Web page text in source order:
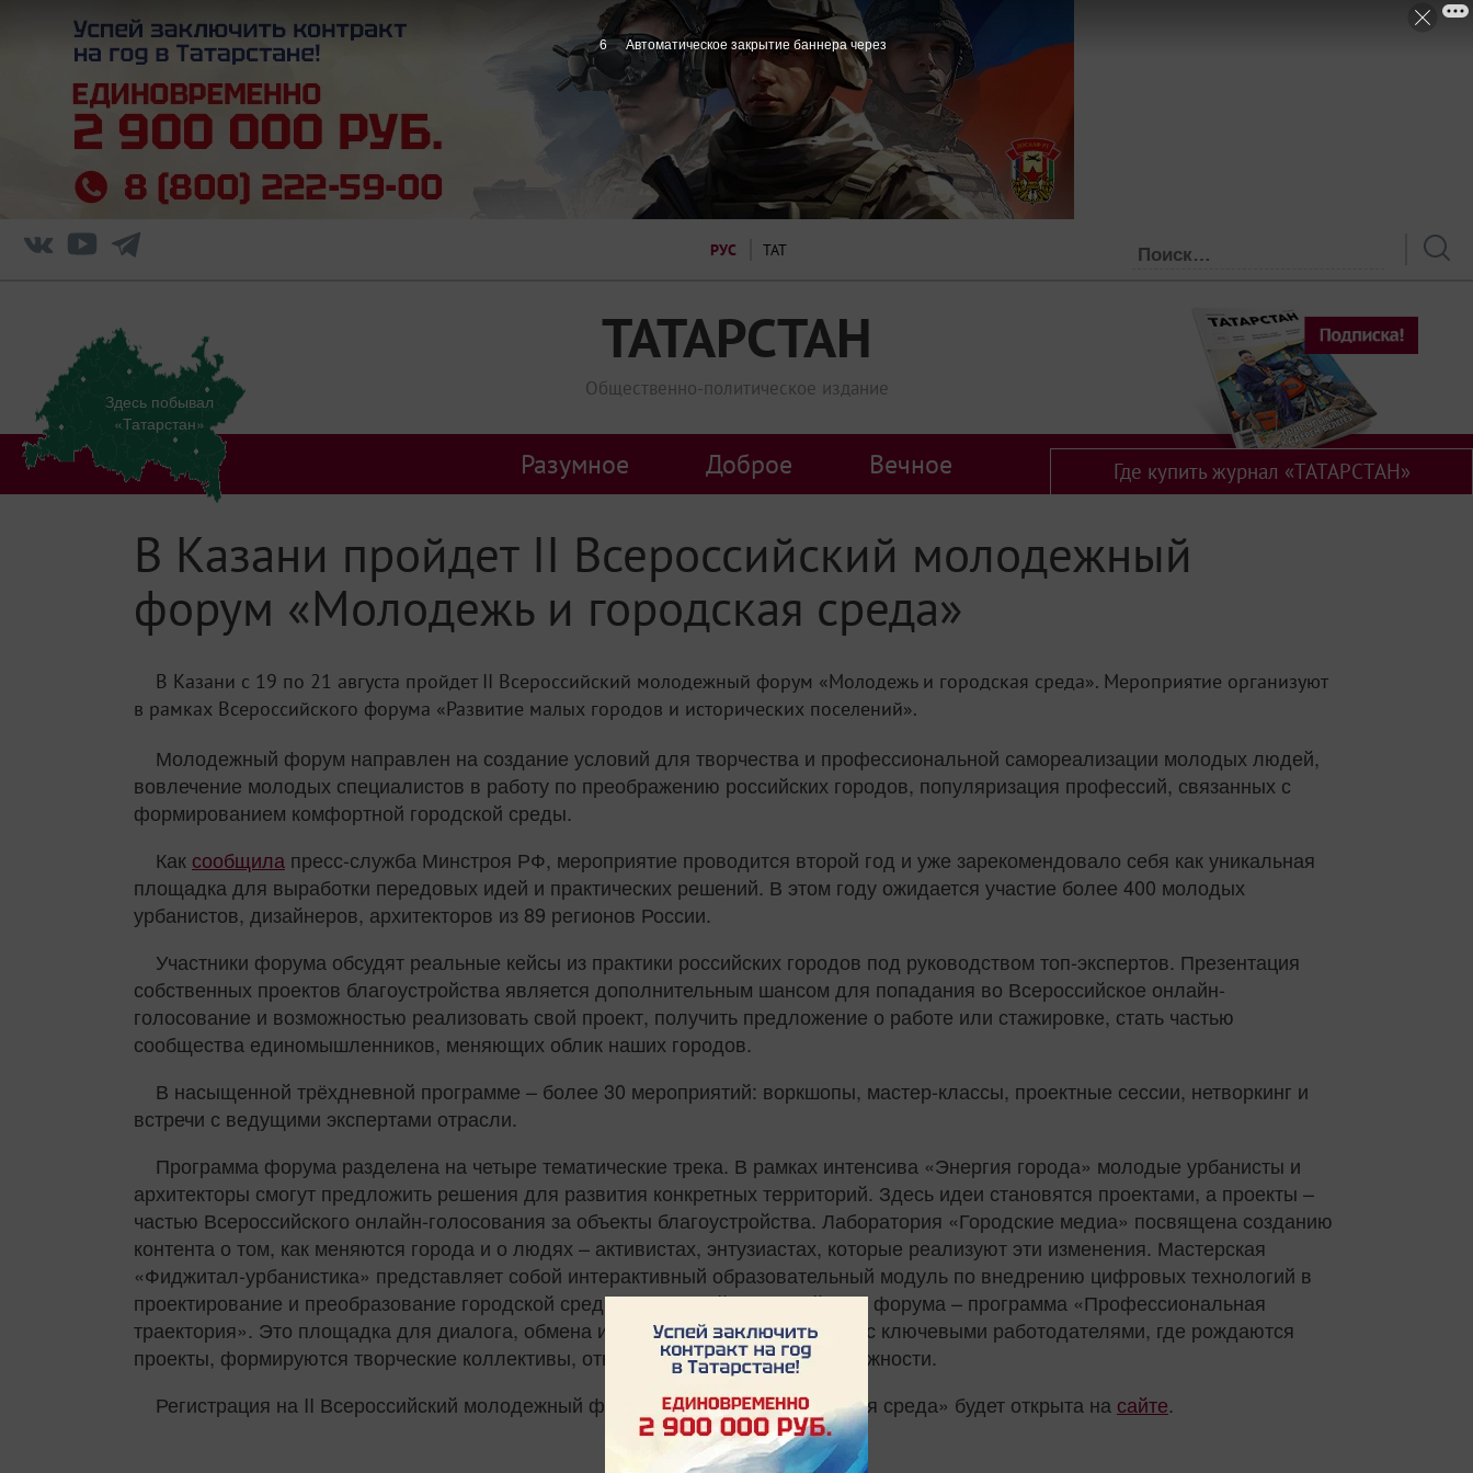
РУС ТАТ
ТАТАРСТАН
Общественно-политическое издание
Здесь побывал
«Татарстан»
Разумное Доброе Вечное Где купить журнал «ТАТАРСТАН»
В Казани пройдет II Всероссийский молодежный
форум «Молодежь и городская среда»
В Казани с 19 по 21 августа пройдет II Всероссийский молодежный форум «Молодежь и городская среда». Мероприятие организуют
в рамках Всероссийского форума «Развитие малых городов и исторических поселений».
Молодежный форум направлен на создание условий для творчества и профессиональной самореализации молодых людей,
вовлечение молодых специалистов в работу по преображению российских городов, популяризация профессий, связанных с
формированием комфортной городской среды.
Как сообщила пресс-служба Минстроя РФ, мероприятие проводится второй год и уже зарекомендовало себя как уникальная
площадка для выработки передовых идей и практических решений. В этом году ожидается участие более 400 молодых
урбанистов, дизайнеров, архитекторов из 89 регионов России.
Участники форума обсудят реальные кейсы из практики российских городов под руководством топ-экспертов. Презентация
собственных проектов благоустройства является дополнительным шансом для попадания во Всероссийское онлайн-
голосование и возможностью реализовать свой проект, получить предложение о работе или стажировке, стать частью
сообщества единомышленников, меняющих облик наших городов.
В насыщенной трёхдневной программе – более 30 мероприятий: воркшопы, мастер-классы, проектные сессии, нетворкинг и
встречи с ведущими экспертами отрасли.
Программа форума разделена на четыре тематические трека. В рамках интенсива «Энергия города» молодые урбанисты и
архитекторы смогут предложить решения для развития конкретных территорий. Здесь идеи становятся проектами, а проекты –
частью Всероссийского онлайн-голосования за объекты благоустройства. Лаборатория «Городские медиа» посвящена созданию
контента о том, как меняются города и о людях – активистах, энтузиастах, которые реализуют эти изменения. Мастерская
«Фиджитал-урбанистика» представляет собой интерактивный образовательный модуль по внедрению цифровых технологий в
проектирование и преобразование городской среды. Четвертый ключевой трек форума – программа «Профессиональная
траектория». Это площадка для диалога, обмена идеями, нетворкинга, встреч с ключевыми работодателями, где рождаются
проекты, формируются творческие коллективы, открываются карьерные возможности.
Регистрация на II Всероссийский молодежный форум «Молодежь и городская среда» будет открыта на сайте.
0
5 Автоматическое закрытие баннера через